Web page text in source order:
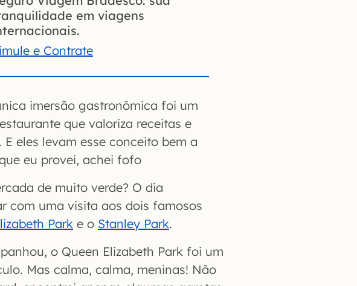
em viagens
e Contrate
imersão gastronômica foi um
que valoriza receitas e
eles levam esse conceito bem a
eu provei, achei fofo
de muito verde? O dia
com uma visita aos dois famosos
Park e o Stanley Park.
o Queen Elizabeth Park foi um
Mas calma, calma, meninas! Não